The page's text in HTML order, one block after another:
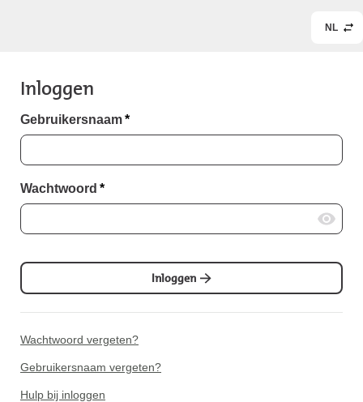
NL
Inloggen
Gebruikersnaam*
Wachtwoord *
Inloggen
Wachtwoord vergeten?
Gebruikersnaam vergeten?
Hulp bij inloggen